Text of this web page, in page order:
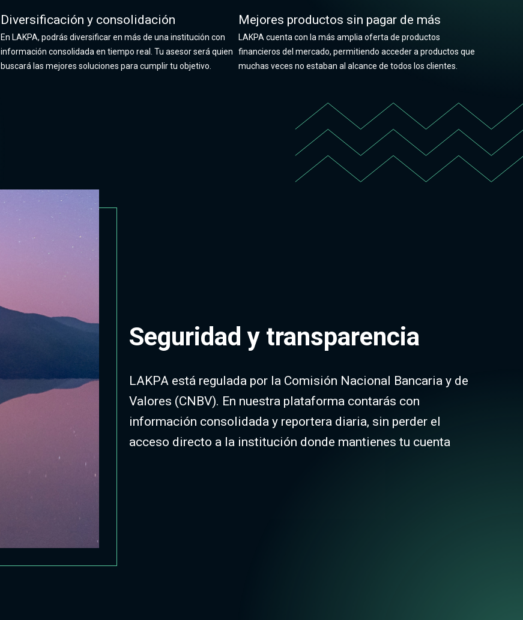
Diversificación y consolidación
En LAKPA, podrás diversificar en más de una institución con
información consolidada en tiempo real. Tu asesor será quien
buscará las mejores soluciones para cumplir tu objetivo.
Mejores productos sin pagar de más
LAKPA cuenta con la más amplia oferta de productos
financieros del mercado, permitiendo acceder a productos que
muchas veces no estaban al alcance de todos los clientes.
Seguridad y transparencia
LAKPA está regulada por la Comisión Nacional Bancaria y de
Valores (CNBV). En nuestra plataforma contarás con
información consolidada y reportera diaria, sin perder el
acceso directo a la institución donde mantienes tu cuenta